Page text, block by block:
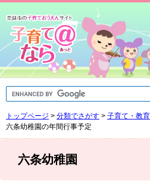
ー
の
頭
で
ニ
ー
飛
ば
本
文
o
g
l
トップページ > 分類でさがす > 子育て・教育
六条幼稚園の年間行事予定
六条幼稚園